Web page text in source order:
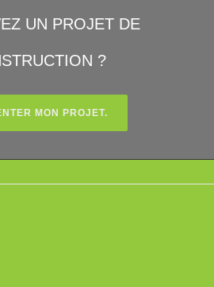
UN PROJET DE
?
MON PROJET.